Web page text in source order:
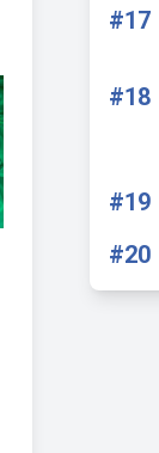
#17
#18
#19
#20